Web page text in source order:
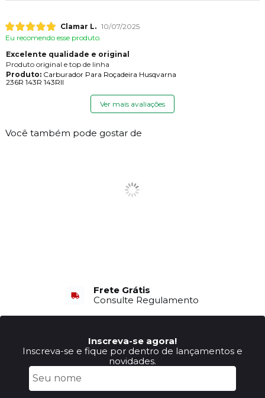
Clamar L. 10/07/2025
Eu recomendo esse produto.
Excelente qualidade e original
Produto original e top de linha
Produto:Carburador Para Roçadeira Husqvarna
236R 143R 143RII
Ver mais avaliações
Você também pode gostar de
Frete Grátis
Consulte Regulamento
Inscreva-se agora!
Inscreva-se e fique por dentro de lançamentos e
novidades.